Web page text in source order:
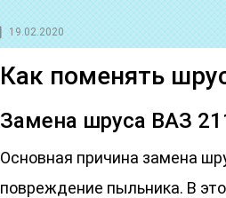
19.02.2020
Как поменять
Замена шруса ВАЗ
Основная причина замена
повреждение пыльника. В